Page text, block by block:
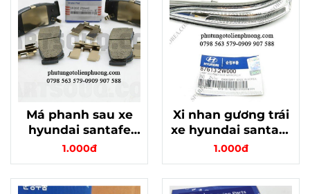
Má phanh sau xe
hyundai santafe
chính hãng
1.000đ
Xi nhan gương trái
xe hyundai santafe
xịn, mã
1.000đ